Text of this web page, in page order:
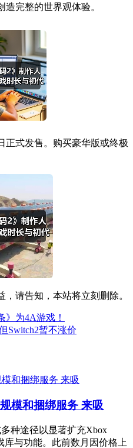
完整的世界观体验。
正式发售。购买豪华版或终极
请告知，本站将立刻删除。
》为4A游戏！
Switch2暂不涨价
模和捆绑服务 来吸
种途径以显著扩充Xbox
库与功能。此前数月因价格上